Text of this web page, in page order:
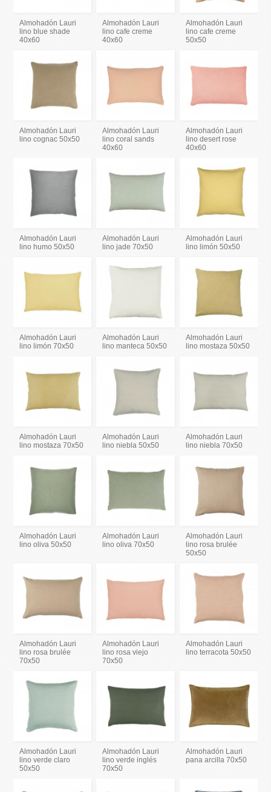
Almohadón Lauri
lino blue shade
40x60
Almohadón Lauri
lino cafe creme
40x60
Almohadón Lauri
lino cafe creme
50x50
Almohadón Lauri
lino cognac 50x50
Almohadón Lauri
lino coral sands
40x60
Almohadón Lauri
lino desert rose
40x60
Almohadón Lauri
lino humo 50x50
Almohadón Lauri
lino jade 70x50
Almohadón Lauri
lino limón 50x50
Almohadón Lauri
lino limón 70x50
Almohadón Lauri
lino manteca 50x50
Almohadón Lauri
lino mostaza 50x50
Almohadón Lauri
lino mostaza 70x50
Almohadón Lauri
lino niebla 50x50
Almohadón Lauri
lino niebla 70x50
Almohadón Lauri
lino oliva 50x50
Almohadón Lauri
lino oliva 70x50
Almohadón Lauri
lino rosa brulée
50x50
Almohadón Lauri
lino rosa brulée
70x50
Almohadón Lauri
lino rosa viejo
70x50
Almohadón Lauri
lino terracota 50x50
Almohadón Lauri
lino verde claro
50x50
Almohadón Lauri
lino verde inglés
70x50
Almohadón Lauri
pana arcilla 70x50